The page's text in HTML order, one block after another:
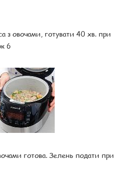
з овочами, готувати 40 хв. при
6
готова. Зелень подати при